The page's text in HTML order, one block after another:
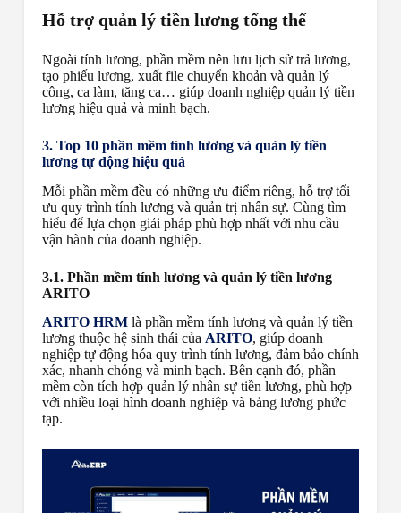
Hỗ trợ quản lý tiền lương tổng thể
Ngoài tính lương, phần mềm nên lưu lịch sử trả lương,
tạo phiếu lương, xuất file chuyển khoản và quản lý
công, ca làm, tăng ca… giúp doanh nghiệp quản lý tiền
lương hiệu quả và minh bạch.
3. Top 10 phần mềm tính lương và quản lý tiền
lương tự động hiệu quả
Mỗi phần mềm đều có những ưu điểm riêng, hỗ trợ tối
ưu quy trình tính lương và quản trị nhân sự. Cùng tìm
hiểu để lựa chọn giải pháp phù hợp nhất với nhu cầu
vận hành của doanh nghiệp.
3.1. Phần mềm tính lương và quản lý tiền lương
ARITO
ARITO HRMlà phần mềm tính lương và quản lý tiền
lươngthuộc hệ sinh thái của ARITO, giúp doanh
nghiệp tự động hóa quy trình tính lương, đảm bảo chính
xác, nhanh chóng và minh bạch. Bên cạnh đó, phần
mềm còn tích hợp quản lý nhân sự tiền lương, phù hợp
với nhiều loại hình doanh nghiệp và bảng lương phức
tạp.